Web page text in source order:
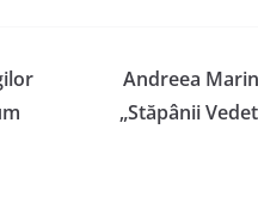
Andreea
„Stăpânii